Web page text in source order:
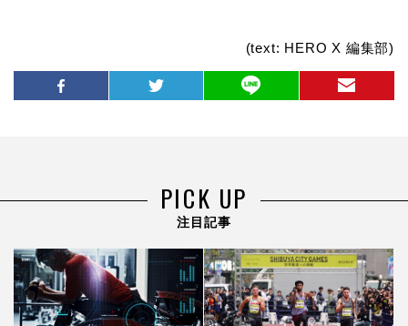
(text: HERO X 編集部)
PICK UP
注目記事